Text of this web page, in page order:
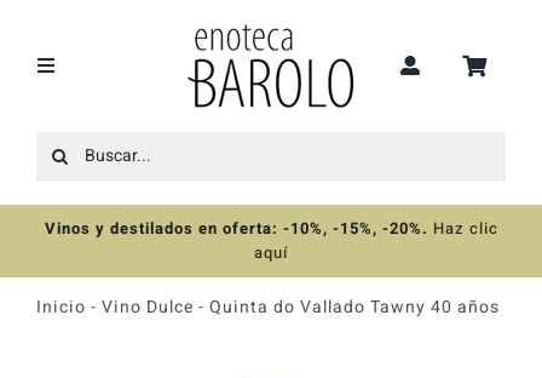
contenido
Toggle
Recomendaciones
Ofertas
Buscar:
Vinos y destilados en oferta: -10%, -15%, -20%. Haz clic
aquí
Inicio - Vino Dulce - Quinta do Vallado Tawny 40 años